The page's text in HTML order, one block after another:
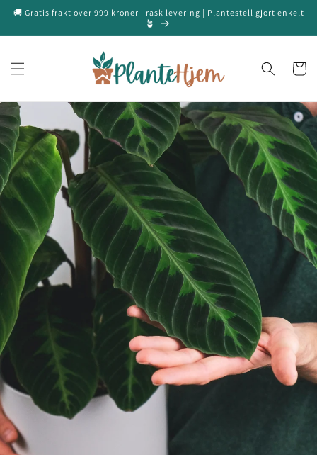
til
🚚 Gratis frakt over 999 kroner | rask levering | Plantestell gjort enkelt
🪴